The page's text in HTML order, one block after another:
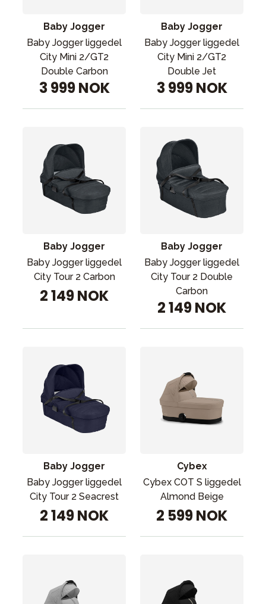
Baby Jogger
Baby Jogger liggedel
City Mini 2/GT2
Double Carbon
3 999 NOK
Baby Jogger
Baby Jogger liggedel
City Mini 2/GT2
Double Jet
3 999 NOK
Baby Jogger
Baby Jogger liggedel
City Tour 2 Carbon
2 149 NOK
Baby Jogger
Baby Jogger liggedel
City Tour 2 Double
Carbon
2 149 NOK
Baby Jogger
Baby Jogger liggedel
City Tour 2 Seacrest
2 149 NOK
Cybex
Cybex COT S liggedel
Almond Beige
2 599 NOK